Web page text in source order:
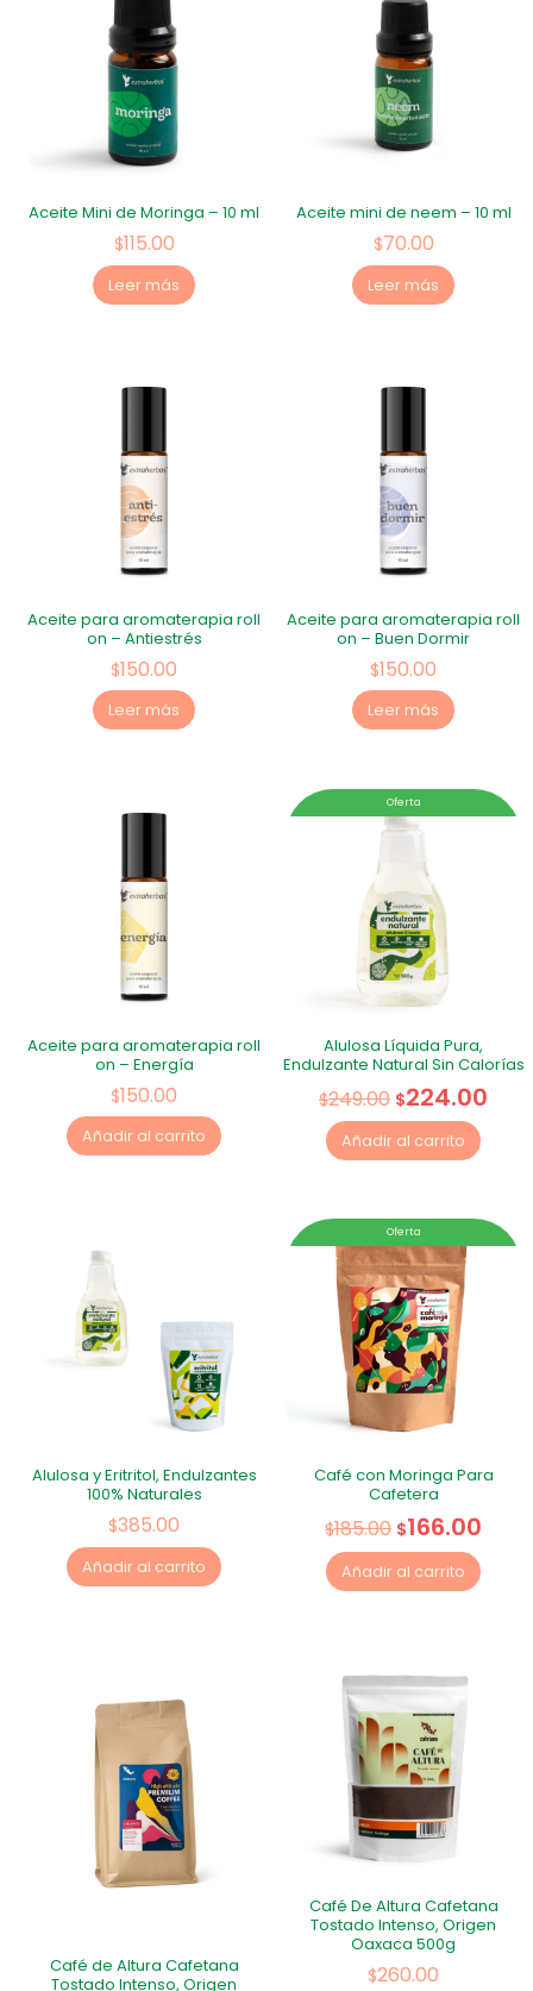
Aceite Mini de Moringa – 10 ml
$115.00
Leer más
Aceite mini de neem – 10 ml
$70.00
Leer más
Aceite para aromaterapia roll
on – Antiestrés
$150.00
Leer más
Aceite para aromaterapia roll
on – Buen Dormir
$150.00
Leer más
Aceite para aromaterapia roll
on – Energía
$150.00
Añadir al carrito
Oferta
Alulosa Líquida Pura,
Endulzante Natural Sin Calorías
$249.00 $224.00
Añadir al carrito
Alulosa y Eritritol, Endulzantes
100% Naturales
$385.00
Añadir al carrito
Oferta
Café con Moringa Para
Cafetera
$185.00 $166.00
Añadir al carrito
Café de Altura Cafetana
Tostado Intenso, Origen
Café De Altura Cafetana
Tostado Intenso, Origen
Oaxaca 500g
$260.00